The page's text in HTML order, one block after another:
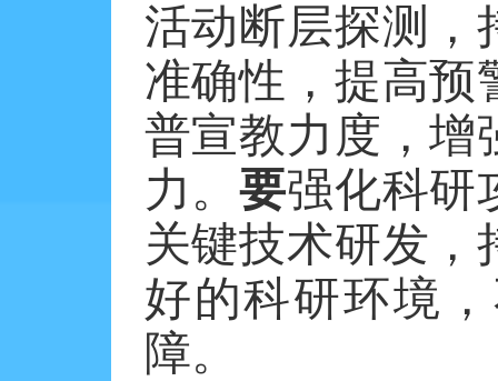
活动断层探测，
准确性，提高预
普宣教力度，增
力。要强化科研
关键技术研发，
好的科研环境
障。